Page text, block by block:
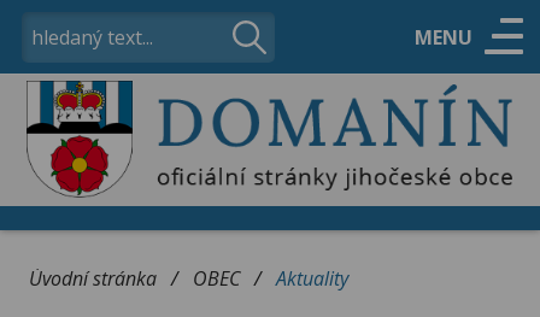
MENU
ÚŘAD
OBEC
Úvodní stránka / OBEC / Aktuality